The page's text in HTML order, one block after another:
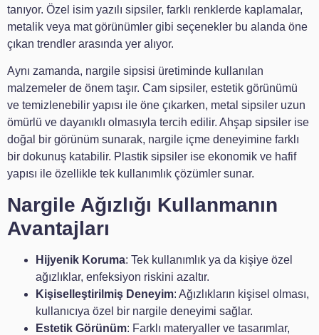
tanıyor. Özel isim yazılı sipsiler, farklı renklerde kaplamalar,
metalik veya mat görünümler gibi seçenekler bu alanda öne
çıkan trendler arasında yer alıyor.
Aynı zamanda, nargile sipsisi üretiminde kullanılan
malzemeler de önem taşır. Cam sipsiler, estetik görünümü
ve temizlenebilir yapısı ile öne çıkarken, metal sipsiler uzun
ömürlü ve dayanıklı olmasıyla tercih edilir. Ahşap sipsiler ise
doğal bir görünüm sunarak, nargile içme deneyimine farklı
bir dokunuş katabilir. Plastik sipsiler ise ekonomik ve hafif
yapısı ile özellikle tek kullanımlık çözümler sunar.
Nargile Ağızlığı Kullanmanın
Avantajları
Hijyenik Koruma: Tek kullanımlık ya da kişiye özel
ağızlıklar, enfeksiyon riskini azaltır.
Kişiselleştirilmiş Deneyim: Ağızlıkların kişisel olması,
kullanıcıya özel bir nargile deneyimi sağlar.
Estetik Görünüm: Farklı materyaller ve tasarımlar,